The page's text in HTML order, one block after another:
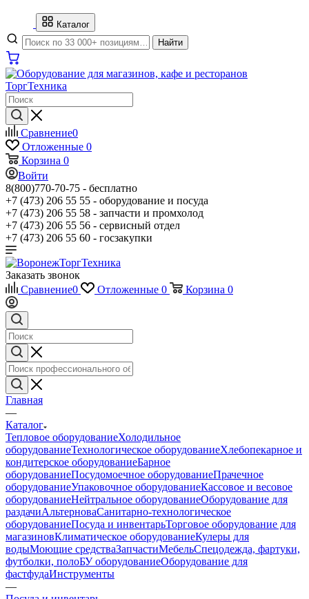
Каталог
Найти
Сравнение0
Отложенные 0
Корзина 0
Войти
8(800)770-70-75 - бесплатно
+7 (473) 206 55 55 - оборудование и посуда
+7 (473) 206 55 58 - запчасти и промхолод
+7 (473) 206 55 56 - сервисный отдел
+7 (473) 206 55 60 - госзакупки
Заказать звонок
Сравнение0 Отложенные 0 Корзина 0
Главная
—
Каталог
Тепловое оборудованиеХолодильное
оборудованиеТехнологическое оборудованиеХлебопекарное и
кондитерское оборудованиеБарное
оборудованиеПосудомоечное оборудованиеПрачечное
оборудованиеУпаковочное оборудованиеКассовое и весовое
оборудованиеНейтральное оборудованиеОборудование для
раздачиАльтерноваСанитарно-технологическое
оборудованиеПосуда и инвентарьТорговое оборудование для
магазиновКлиматическое оборудованиеКулеры для
водыМоющие средстваЗапчастиМебельСпецодежда, фартуки,
футболки, полоБУ оборудованиеОборудование для
фастфудаИнструменты
—